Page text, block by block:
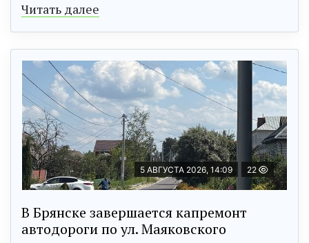
Читать далее
5 АВГУСТА 2026, 14:09 22
В Брянске завершается капремонт
автодороги по ул. Маяковского